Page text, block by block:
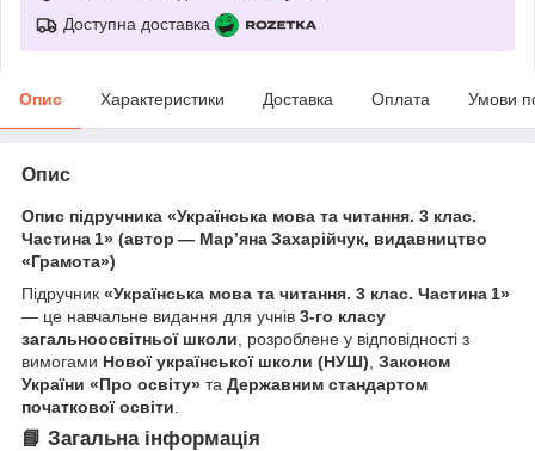
Доступна доставка
Опис Характеристики Доставка Оплата Умови
Опис
Опис підручника «Українська мова та читання. 3 клас.
Частина 1» (автор — Мар’яна Захарійчук, видавництво
«Грамота»)
Підручник «Українська мова та читання. 3 клас. Частина 1»
— це навчальне видання для учнів 3‑го класу
загальноосвітньої школи , розроблене у відповідності з
вимогами Нової української школи (НУШ) Законом
України «Про освіту» та Державним стандартом
початкової освіти
📘 Загальна інформація